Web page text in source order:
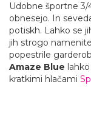
Udobne športne 3/
obnesejo. In
potiskh. Lahko se
jih strogo namenite
popestrile
Amaze Blue
kratkimi hlačami